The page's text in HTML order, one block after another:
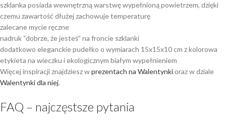
szklanka posiada wewnętrzną warstwę wypełnioną powietrzem, dzięki
czemu zawartość dłużej zachowuje temperaturę
zalecane mycie ręczne
nadruk “dobrze, że jesteś” na froncie szklanki
dodatkowo eleganckie pudełko o wymiarach 15x15x10 cm z kolorowa
etykieta na wieczku i ekologicznym białym wypełnieniem
Więcej inspiracji znajdziesz wprezentach na Walentynkioraz w dziale
Walentynki dla niej.
FAQ – najczęstsze pytania